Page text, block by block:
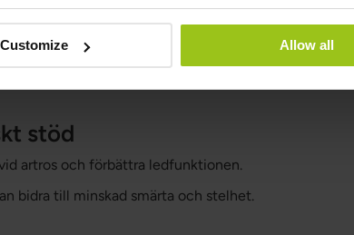
Customize Allow all
genom att påverka kalcium- och magnesiumbalansen.
stöd
artros och förbättra ledfunktionen.
bidra till minskad smärta och stelhet.